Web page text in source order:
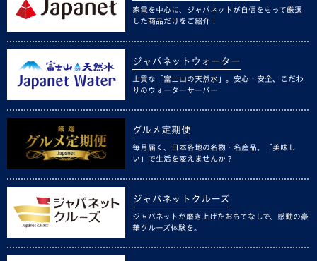
家電を中心に、ジャパネットが自信をもって厳選
した商品だけをご紹介！
ジャパネットウォーター
上質な「富士山の天然水」。安心・安全、こだわ
りのウォーターサーバー
グルメ定期便
毎月届く、日本各地の名物・名産品。「美味し
い」で生活を変えませんか？
ジャパネットクルーズ
ジャパネットが磨き上げたおもてなしで、感動の豪
華クルーズ体験を。